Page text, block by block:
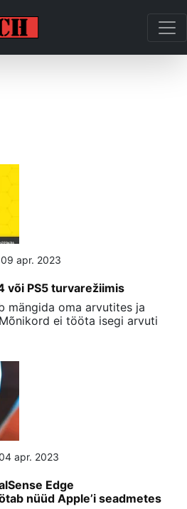
09 apr. 2023
või PS5 turvarežiimis
mängida oma arvutites ja
ei tööta isegi arvuti
apr. 2023
Edge
nüüd Apple’i seadmetes